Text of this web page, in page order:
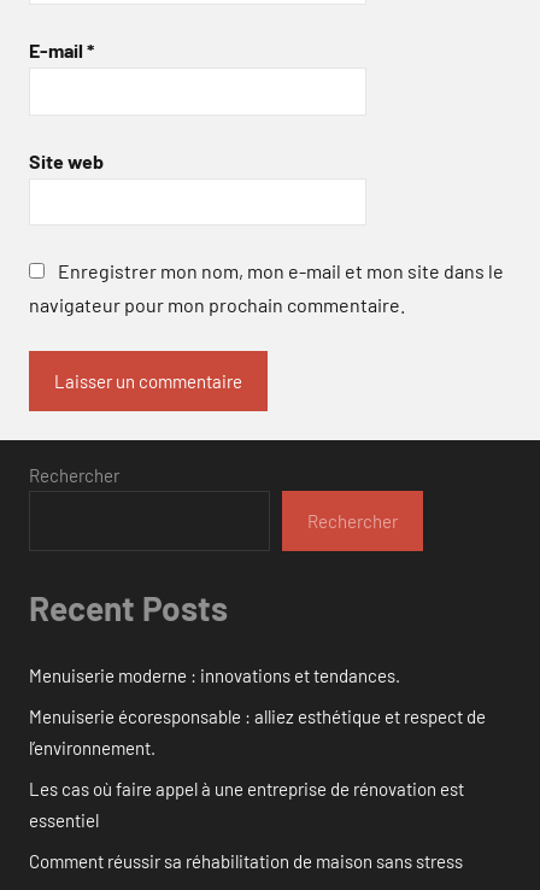
E-mail *
Site web
Enregistrer mon nom, mon e-mail et mon site dans le
navigateur pour mon prochain commentaire.
Rechercher
Rechercher
Recent Posts
Menuiserie moderne : innovations et tendances.
Menuiserie écoresponsable : alliez esthétique et respect de
l’environnement.
Les cas où faire appel à une entreprise de rénovation est
essentiel
Comment réussir sa réhabilitation de maison sans stress